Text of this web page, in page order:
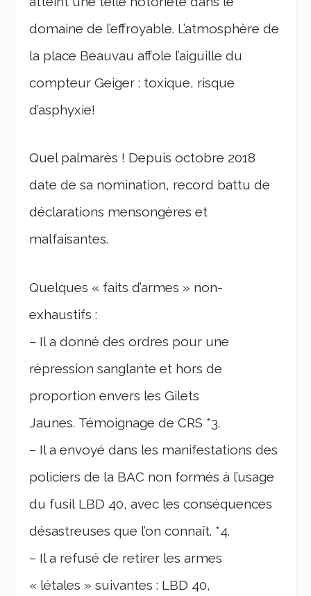
domaine de l’effroyable. L’atmosphère de
la place Beauvau affole l’aiguille du
compteur Geiger : toxique, risque
d’asphyxie!
Quel palmarès ! Depuis octobre 2018
date de sa nomination, record battu de
déclarations mensongères et
malfaisantes.
Quelques « faits d’armes » non-
exhaustifs :
– Il a donné des ordres pour une
répression sanglante et hors de
proportion envers les Gilets
Jaunes. Témoignage de CRS *3.
– Il a envoyé dans les manifestations des
policiers de la BAC non formés à l’usage
du fusil LBD 40, avec les conséquences
désastreuses que l’on connaît. *4.
– Il a refusé de retirer les armes
« létales » suivantes : LBD 40,